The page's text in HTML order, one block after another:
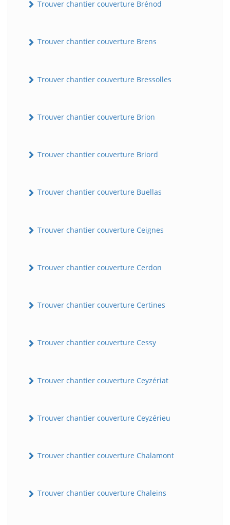
Trouver chantier couverture Brénod
Trouver chantier couverture Brens
Trouver chantier couverture Bressolles
Trouver chantier couverture Brion
Trouver chantier couverture Briord
Trouver chantier couverture Buellas
Trouver chantier couverture Ceignes
Trouver chantier couverture Cerdon
Trouver chantier couverture Certines
Trouver chantier couverture Cessy
Trouver chantier couverture Ceyzériat
Trouver chantier couverture Ceyzérieu
Trouver chantier couverture Chalamont
Trouver chantier couverture Chaleins